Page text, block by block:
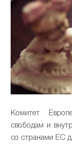
Комитет
свободам и
со странами ЕС